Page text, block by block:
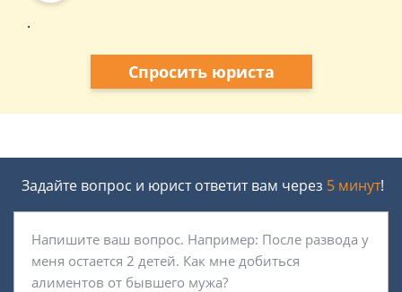
.
Спросить юриста
Задайте вопрос и юрист ответит вам через 5 минут!